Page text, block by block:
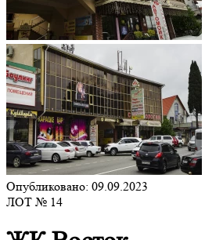
Опубликовано: 09.09.2023
ЛОТ № 14